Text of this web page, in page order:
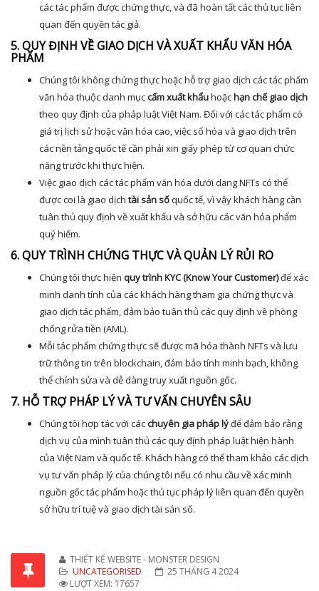
các tác phẩm được chứng thực, và đã hoàn tất các thủ tục liên
quan đến quyền tác giả.
5. QUY ĐỊNH VỀ GIAO DỊCH VÀ XUẤT KHẨU VĂN HÓA
PHẨM
Chúng tôi không chứng thực hoặc hỗ trợ giao dịch các tác phẩm
văn hóa thuộc danh mụccấm xuất khẩuhoặchạn chế giao dịch
theo quy định của pháp luật Việt Nam. Đối với các tác phẩm có
giá trị lịch sử hoặc văn hóa cao, việc số hóa và giao dịch trên
các nền tảng quốc tế cần phải xin giấy phép từ cơ quan chức
năng trước khi thực hiện.
Việc giao dịch các tác phẩm văn hóa dưới dạng NFTs có thể
được coi là giao dịchtài sản sốquốc tế, vì vậy khách hàng cần
tuân thủ quy định về xuất khẩu và sở hữu các văn hóa phẩm
quý hiếm.
6. QUY TRÌNH CHỨNG THỰC VÀ QUẢN LÝ RỦI RO
Chúng tôi thực hiện quy trình KYC (Know Your Customer)để xác
minh danh tính của các khách hàng tham gia chứng thực và
giao dịch tác phẩm, đảm bảo tuân thủ các quy định về phòng
chống rửa tiền (AML).
Mỗi tác phẩm chứng thực sẽ được mã hóa thành NFTs và lưu
trữ thông tin trên blockchain, đảm bảo tính minh bạch, không
thể chỉnh sửa và dễ dàng truy xuất nguồn gốc.
7. HỖ TRỢ PHÁP LÝ VÀ TƯ VẤN CHUYÊN SÂU
Chúng tôi hợp tác với cácchuyên gia pháp lýđể đảm bảo rằng
dịch vụ của mình tuân thủ các quy định pháp luật hiện hành
của Việt Nam và quốc tế. Khách hàng có thể tham khảo các dịch
vụ tư vấn pháp lý của chúng tôi nếu có nhu cầu về xác minh
nguồn gốc tác phẩm hoặc thủ tục pháp lý liên quan đến quyền
sở hữu trí tuệ và giao dịch tài sản số.
THIẾT KẾ WEBSITE - MONSTER DESIGN
UNCATEGORISED
25 THÁNG 4 2024
LƯỢT XEM: 17657